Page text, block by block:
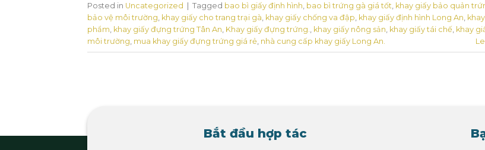
Posted in Uncategorized | Tagged bao bì giấy định hình bao bì trứng gà giá tốt khay giấy bảo quản
bảo vệ môi trường khay giấy cho trang trại gà khay giấy chống va đập khay giấy định hình Long An
phẩm khay giấy đựng trứng Tân An Khay giấy đựng trứng. khay giấy nông sản khay giấy tái chế khay
môi trường mua khay giấy đựng trứng giá rẻ nhà cung cấp khay giấy Long An.
Bắt đầu hợp tác